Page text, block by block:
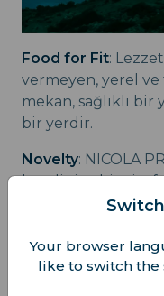
Food for Fit:
vermeyen, yerel
mekan, sağlıklı bir
bir yerdir.
Novelty: NICOLA
kendinize bir
yaklaşımları
olacaktır.
Your browser
like to switch the